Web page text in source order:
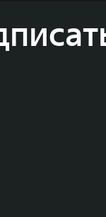
новый
первое
Китае,